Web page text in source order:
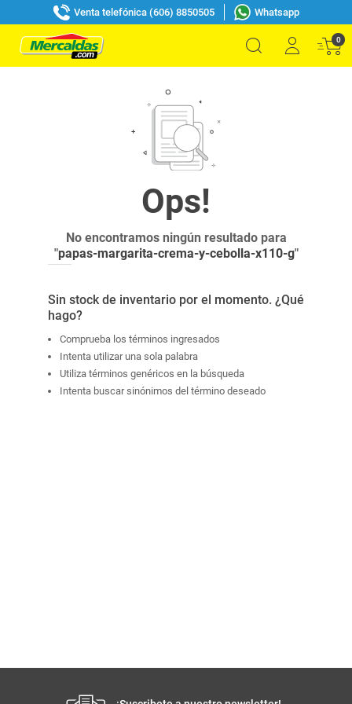
Venta telefónica (606) 8850505 Whatsapp
0
No encontramos ningún resultado para
"papas-margarita-crema-y-cebolla-x110-g"
Sin stock de inventario por el momento. ¿Qué
hago?
Comprueba los términos ingresados
Intenta utilizar una sola palabra
Utiliza términos genéricos en la búsqueda
Intenta buscar sinónimos del término deseado